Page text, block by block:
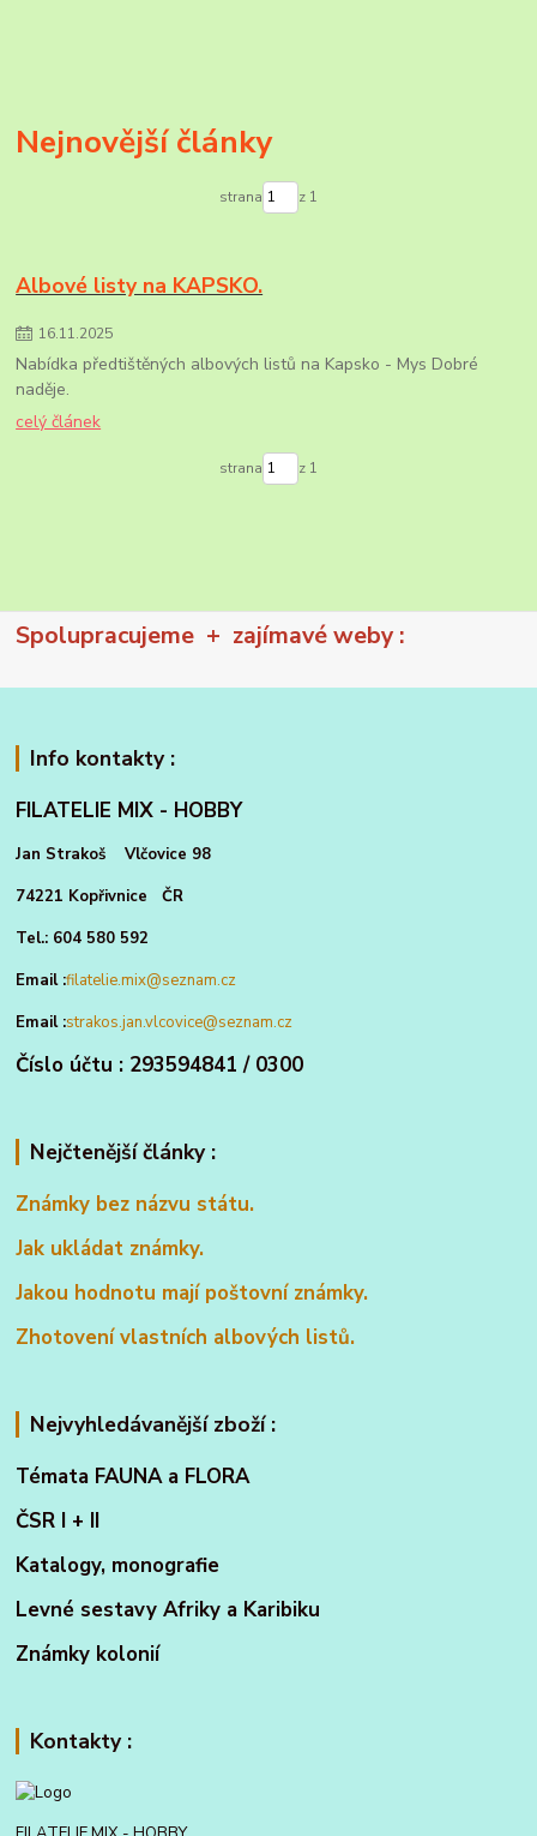
Nejnovější články
strana z 1
Albové listy na KAPSKO.
16.11.2025
Nabídka předtištěných albových listů na Kapsko - Mys Dobré
naděje.
celý článek
strana z 1
Spolupracujeme + zajímavé weby :
Info kontakty :
FILATELIE MIX - HOBBY
Jan Strakoš Vlčovice 98
74221 Kopřivnice ČR
Tel.: 604 580 592
Email :filatelie.mix@seznam.cz
Email :strakos.jan.vlcovice@seznam.cz
Číslo účtu : 293594841 / 0300
Nejčtenější články :
Známky bez názvu státu.
Jak ukládat známky.
Jakou hodnotu mají poštovní známky.
Zhotovení vlastních albových listů.
Nejvyhledávanější zboží :
Témata FAUNA a FLORA
ČSR I + II
Katalogy, monografie
Levné sestavy Afriky a Karibiku
Známky kolonií
Kontakty :